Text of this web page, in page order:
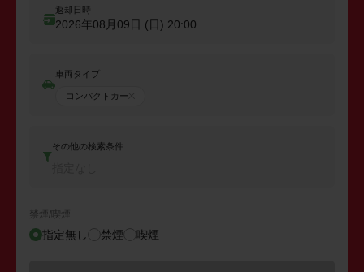
返却日時
2026年08月09日 (日) 20:00
車両タイプ
コンパクトカー
その他の検索条件
禁煙/喫煙
指定無し 禁煙 喫煙